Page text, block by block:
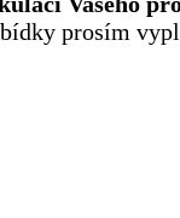
prosím